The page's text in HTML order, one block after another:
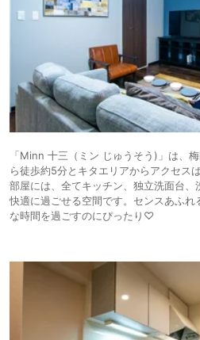
「Minn 十三（ミン じゅうそう)」は、
ら徒歩約5分とキタエリアからアクセス
部屋には、全てキッチン、独立洗面台、
快適に過ごせる空間です。センスあふ
な時間を過ごすのにぴったり♡